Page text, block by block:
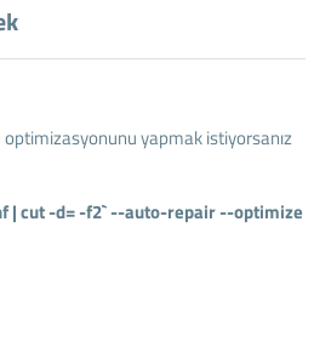
yapmak istiyorsanız
cut -d= -f2` --auto-repair --optimize